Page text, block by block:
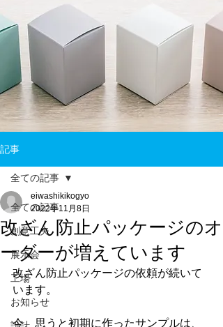
記事
全ての記事
創意工夫
展示会
工場
お知らせ
全ての記事
改ざん防止パッケージのオ
ーダーが増えています
eiwashikikogyo
2022年11月8日
改ざん防止パッケージの依頼が続いて
います。
今、思うと初期に作ったサンプルは、